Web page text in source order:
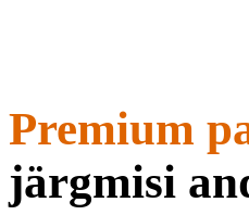
Premium
järgmisi